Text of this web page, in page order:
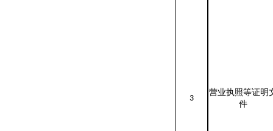
3
营业执照等证明
件